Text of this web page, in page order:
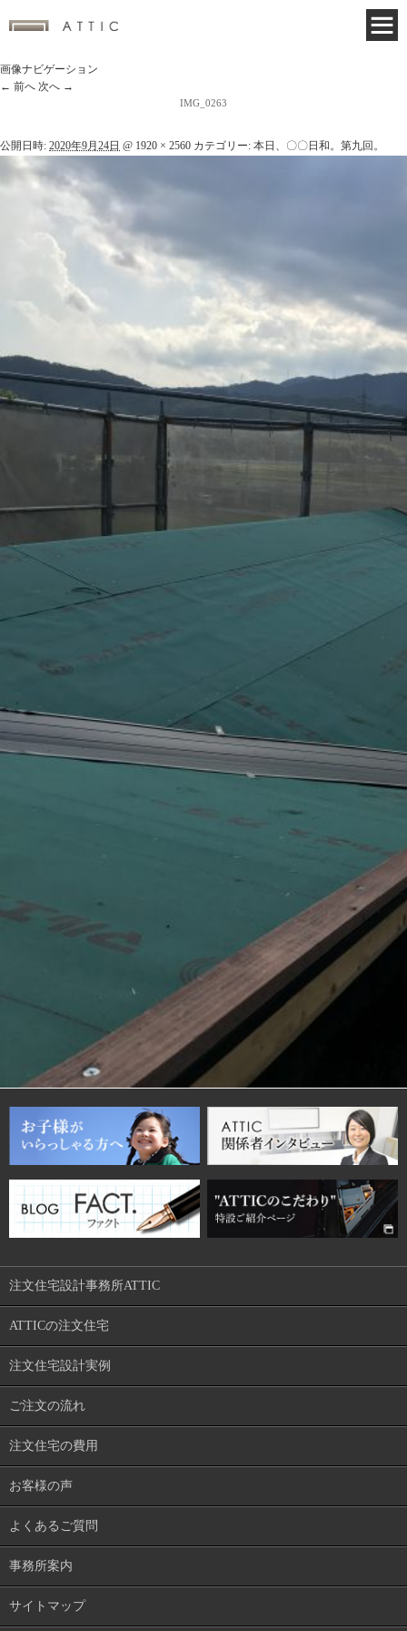
画像ナビゲーション
← 前へ 次へ →
IMG_0263
公開日時: 2020年9月24日 @ 1920 × 2560 カテゴリー: 本日、〇〇日和。第九回。
注文住宅設計事務所ATTIC
ATTICの注文住宅
注文住宅設計実例
ご注文の流れ
注文住宅の費用
お客様の声
よくあるご質問
事務所案内
サイトマップ